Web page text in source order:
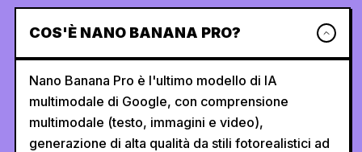
COS'È NANO BANANA PRO?
Nano Banana Pro è l'ultimo modello di IA
multimodale di Google, con comprensione
multimodale (testo, immagini e video),
generazione di alta qualità da stili fotorealistici ad